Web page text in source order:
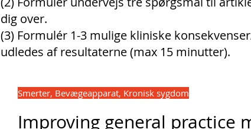
dig over.
(3) Formulér 1-3 mulige kliniske
udledes af resultaterne (max 15 minutter).
Smerter, Bevægeapparat, Kronisk sygdom
Improving general practice